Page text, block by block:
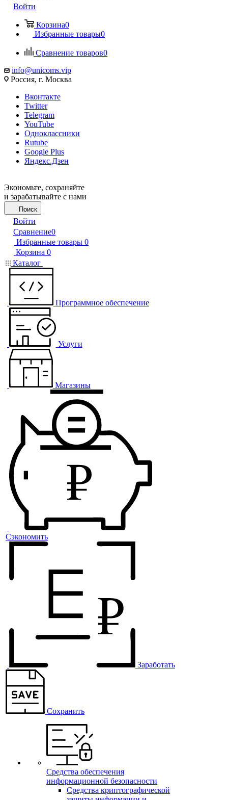
Войти
Корзина0
Избранные товары0
Сравнение товаров0
info@unicoms.vip
Россия, г. Москва
Вконтакте
Twitter
Telegram
YouTube
Одноклассники
Rutube
Google Plus
Яндекс.Дзен
Экономьте, сохраняйте
и зарабатывайте с нами
Поиск
Войти
Сравнение0
Избранные товары 0
Корзина 0
Каталог
Программное обеспечение
Услуги
Магазины
Сэкономить
Заработать
Сохранить
Средства обеспечения
информационной безопасности
Средства криптографической